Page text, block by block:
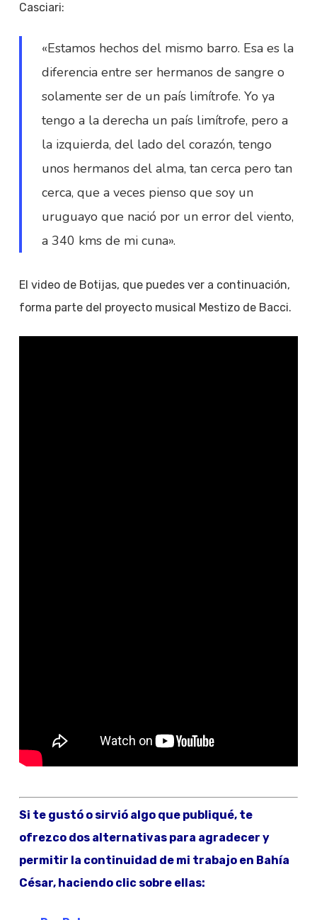
Casciari:
«Estamos hechos del mismo barro. Esa es la
diferencia entre ser hermanos de sangre o
solamente ser de un país limítrofe. Yo ya
tengo a la derecha un país limítrofe, pero a
la izquierda, del lado del corazón, tengo
unos hermanos del alma, tan cerca pero tan
cerca, que a veces pienso que soy un
uruguayo que nació por un error del viento,
a 340 kms de mi cuna».
El video de Botijas, que puedes ver a continuación,
forma parte del proyecto musical Mestizo de Bacci.
Si te gustó o sirvió algo que publiqué, te
ofrezco dos alternativas para agradecer y
permitir la continuidad de mi trabajo en Bahía
César, haciendo clic sobre ellas: